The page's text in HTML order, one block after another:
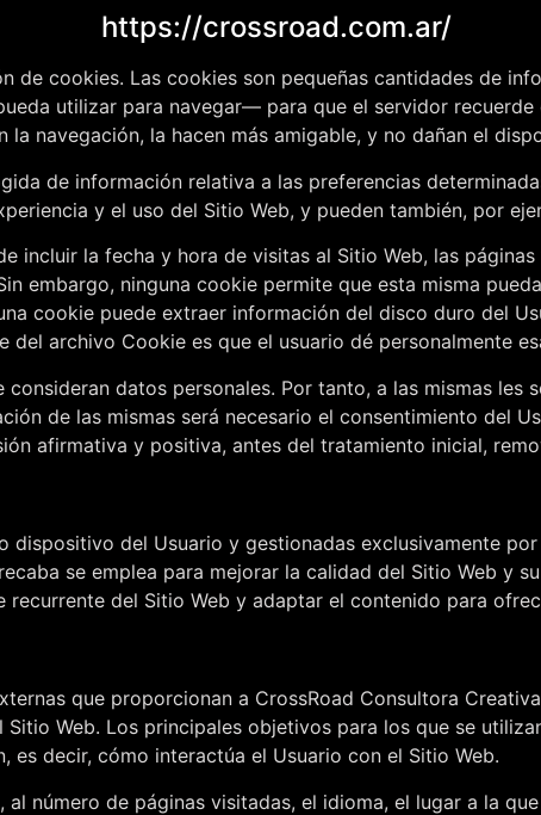
https://crossroad.com.ar/
de cookies. Las cookies son pequeñas cantidades de
utilizar para navegar— para que el servidor
navegación, la hacen más amigable, y no dañan el
de información relativa a las preferencias
y el uso del Sitio Web, y pueden también, por
incluir la fecha y hora de visitas al Sitio Web, las
embargo, ninguna cookie permite que esta misma
cookie puede extraer información del disco duro del
archivo Cookie es que el usuario dé personalmente
datos personales. Por tanto, a las mismas les
de las mismas será necesario el consentimiento del
afirmativa y positiva, antes del tratamiento inicial,
dispositivo del Usuario y gestionadas exclusivamente por
se emplea para mejorar la calidad del Sitio Web y
del Sitio Web y adaptar el contenido para
que proporcionan a CrossRoad Consultora Creativa
Web. Los principales objetivos para los que se
decir, cómo interactúa el Usuario con el Sitio Web.
número de páginas visitadas, el idioma, el lugar a la